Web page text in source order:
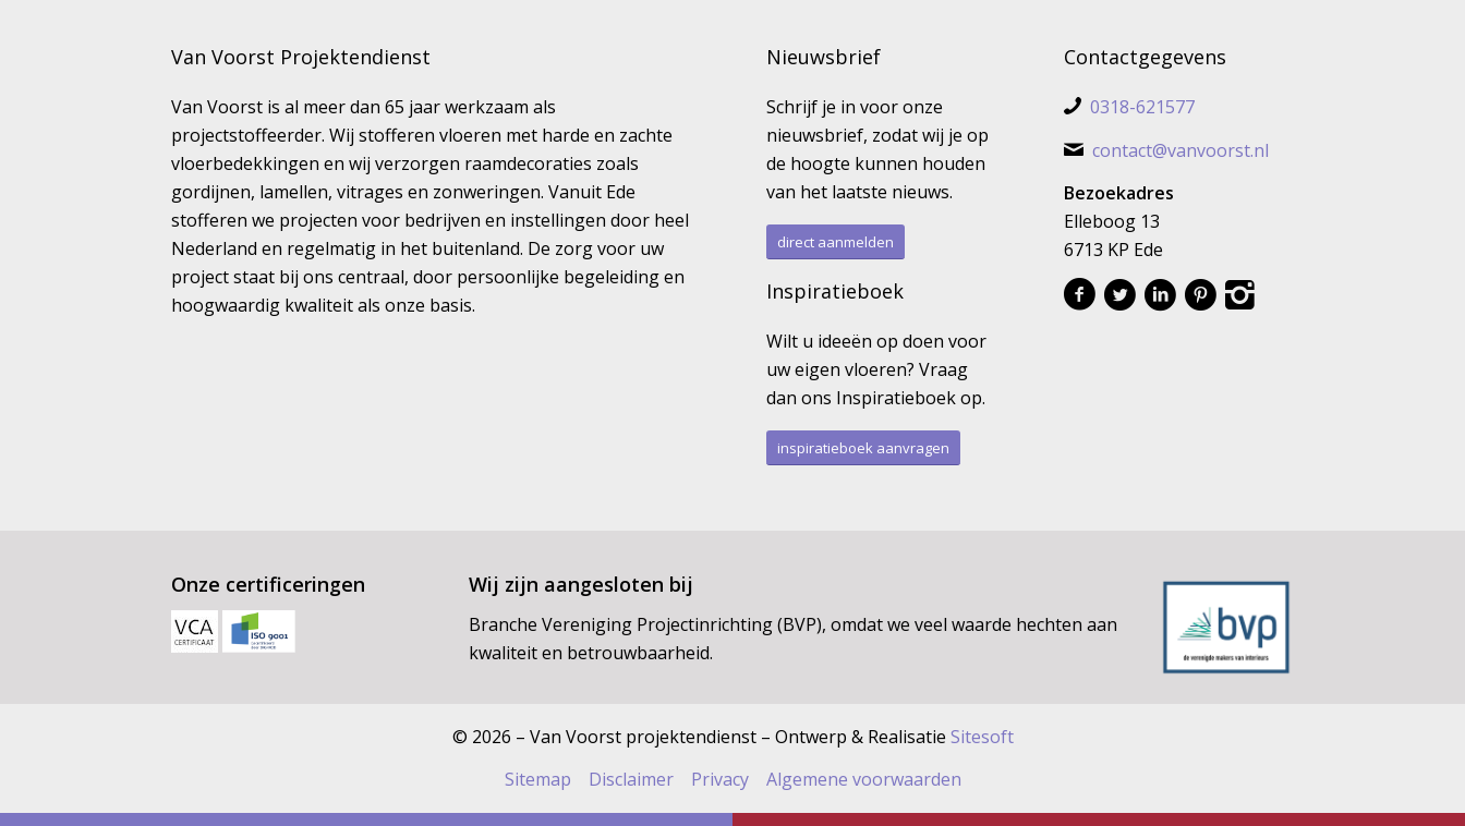
Van Voorst Projektendienst
Van Voorst is al meer dan 65 jaar werkzaam als
projectstoffeerder. Wij stofferen vloeren met harde en zachte
vloerbedekkingen en wij verzorgen raamdecoraties zoals
gordijnen, lamellen, vitrages en zonweringen. Vanuit Ede
stofferen we projecten voor bedrijven en instellingen door heel
Nederland en regelmatig in het buitenland. De zorg voor uw
project staat bij ons centraal, door persoonlijke begeleiding en
hoogwaardig kwaliteit als onze basis.
Nieuwsbrief
Schrijf je in voor onze
nieuwsbrief, zodat wij je op
de hoogte kunnen houden
van het laatste nieuws.
direct aanmelden
Inspiratieboek
Wilt u ideeën op doen voor
uw eigen vloeren? Vraag
dan ons Inspiratieboek op.
inspiratieboek aanvragen
Contactgegevens
0318-621577
contact@vanvoorst.nl
Bezoekadres
Elleboog 13
6713 KP Ede
Onze certificeringen Wij zijn aangesloten bij
Branche Vereniging Projectinrichting (BVP), omdat we veel waarde hechten aan
kwaliteit en betrouwbaarheid.
© 2026 – Van Voorst projektendienst – Ontwerp & Realisatie Sitesoft
Sitemap
Disclaimer Privacy Algemene voorwaarden